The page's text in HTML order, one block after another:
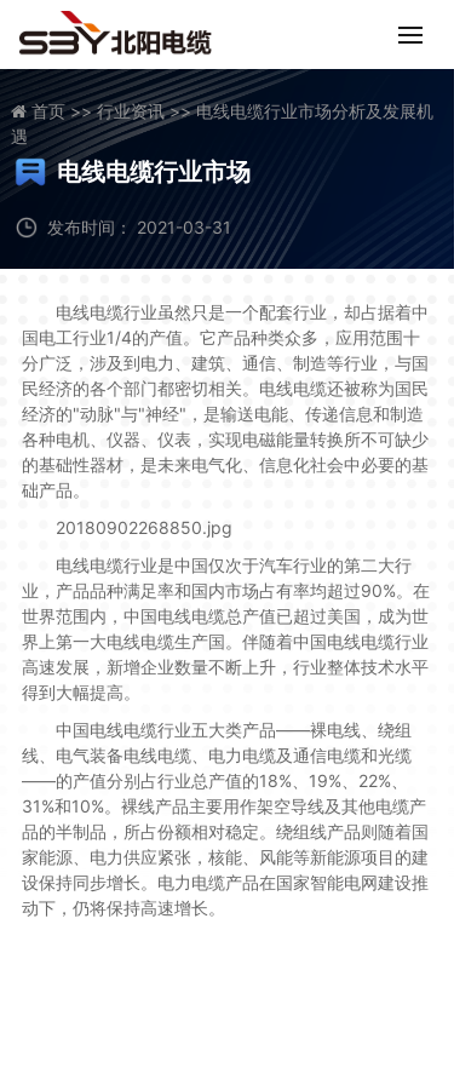
首页 >>行业资讯 >>电线电缆行业市场分析及发展机
遇
电线电缆行业市场
分析及发展机遇
发布时间： 2021-03-31
电线电缆行业虽然只是一个配套行业，却占据着中
国电工行业1/4的产值。它产品种类众多，应用范围十
分广泛，涉及到电力、建筑、通信、制造等行业，与国
民经济的各个部门都密切相关。电线电缆还被称为国民
经济的"动脉"与"神经"，是输送电能、传递信息和制造
各种电机、仪器、仪表，实现电磁能量转换所不可缺少
的基础性器材，是未来电气化、信息化社会中必要的基
础产品。
20180902268850.jpg
电线电缆行业是中国仅次于汽车行业的第二大行
业，产品品种满足率和国内市场占有率均超过90%。在
世界范围内，中国电线电缆总产值已超过美国，成为世
界上第一大电线电缆生产国。伴随着中国电线电缆行业
高速发展，新增企业数量不断上升，行业整体技术水平
得到大幅提高。
中国电线电缆行业五大类产品——裸电线、绕组
线、电气装备电线电缆、电力电缆及通信电缆和光缆
——的产值分别占行业总产值的18%、19%、22%、
31%和10%。裸线产品主要用作架空导线及其他电缆产
品的半制品，所占份额相对稳定。绕组线产品则随着国
家能源、电力供应紧张，核能、风能等新能源项目的建
设保持同步增长。电力电缆产品在国家智能电网建设推
动下，仍将保持高速增长。